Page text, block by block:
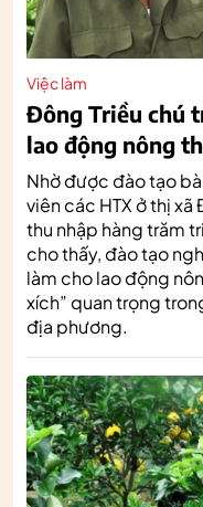
Việc làm
Đông Triều chú
lao động nông
Nhờ được đào tạo
viên các HTX ở thị
thu nhập hàng trăm
cho thấy, đào tạo
làm cho lao động
xích” quan trọng
địa phương.